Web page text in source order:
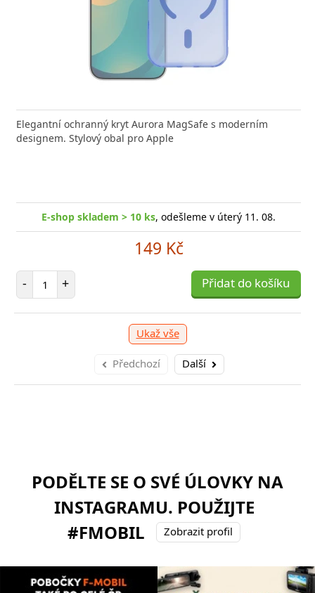
Elegantní ochranný kryt Aurora MagSafe s moderním
designem. Stylový obal pro Apple
E-shop skladem > 10 ks, odešleme v úterý 11. 08.
149 Kč
- Počet položek
+ Přidat do košíku
Ukaž vše
Předchozí Další
FIXED zajistí rychlé a bezpečné nabíjení
moderního smartphonu,
249 Kč
PODĚLTE SE O SVÉ ÚLOVKY NA
INSTAGRAMU. POUŽIJTE
#FMOBIL
Zobrazit profil